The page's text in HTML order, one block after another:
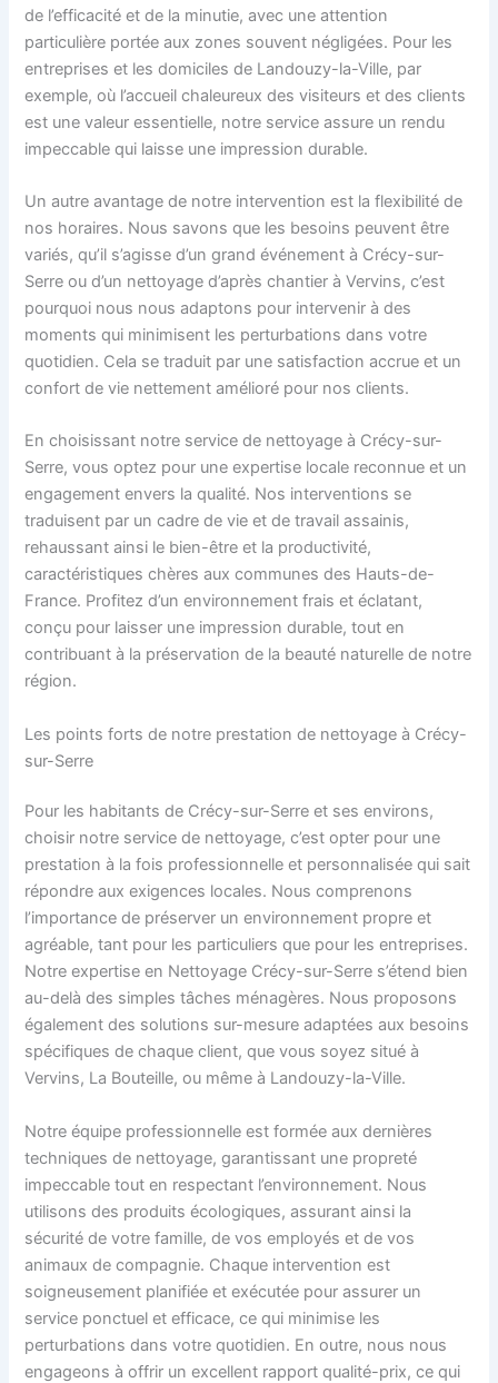
de l’efficacité et de la minutie, avec une attention
particulière portée aux zones souvent négligées. Pour les
entreprises et les domiciles de Landouzy-la-Ville, par
exemple, où l’accueil chaleureux des visiteurs et des clients
est une valeur essentielle, notre service assure un rendu
impeccable qui laisse une impression durable.
Un autre avantage de notre intervention est la flexibilité de
nos horaires. Nous savons que les besoins peuvent être
variés, qu’il s’agisse d’un grand événement à Crécy-sur-
Serre ou d’un nettoyage d’après chantier à Vervins, c’est
pourquoi nous nous adaptons pour intervenir à des
moments qui minimisent les perturbations dans votre
quotidien. Cela se traduit par une satisfaction accrue et un
confort de vie nettement amélioré pour nos clients.
En choisissant notre service de nettoyage à Crécy-sur-
Serre, vous optez pour une expertise locale reconnue et un
engagement envers la qualité. Nos interventions se
traduisent par un cadre de vie et de travail assainis,
rehaussant ainsi le bien-être et la productivité,
caractéristiques chères aux communes des Hauts-de-
France. Profitez d’un environnement frais et éclatant,
conçu pour laisser une impression durable, tout en
contribuant à la préservation de la beauté naturelle de notre
région.
Les points forts de notre prestation de nettoyage à Crécy-
sur-Serre
Pour les habitants de Crécy-sur-Serre et ses environs,
choisir notre service de nettoyage, c’est opter pour une
prestation à la fois professionnelle et personnalisée qui sait
répondre aux exigences locales. Nous comprenons
l’importance de préserver un environnement propre et
agréable, tant pour les particuliers que pour les entreprises.
Notre expertise en Nettoyage Crécy-sur-Serre s’étend bien
au-delà des simples tâches ménagères. Nous proposons
également des solutions sur-mesure adaptées aux besoins
spécifiques de chaque client, que vous soyez situé à
Vervins, La Bouteille, ou même à Landouzy-la-Ville.
Notre équipe professionnelle est formée aux dernières
techniques de nettoyage, garantissant une propreté
impeccable tout en respectant l’environnement. Nous
utilisons des produits écologiques, assurant ainsi la
sécurité de votre famille, de vos employés et de vos
animaux de compagnie. Chaque intervention est
soigneusement planifiée et exécutée pour assurer un
service ponctuel et efficace, ce qui minimise les
perturbations dans votre quotidien. En outre, nous nous
engageons à offrir un excellent rapport qualité-prix, ce qui